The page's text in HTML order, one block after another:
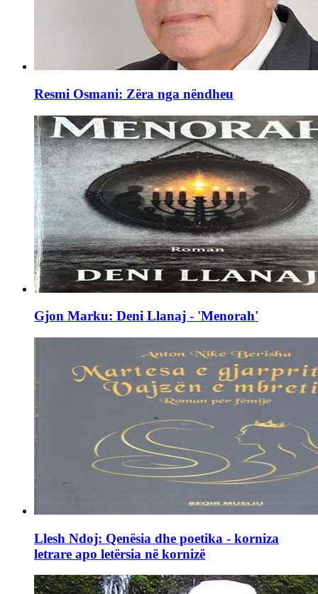
Resmi Osmani: Zëra nga nëndheu
Gjon Marku: Deni Llanaj - 'Menorah'
Llesh Ndoj: Qenësia dhe poetika - korniza
letrare apo letërsia në kornizë